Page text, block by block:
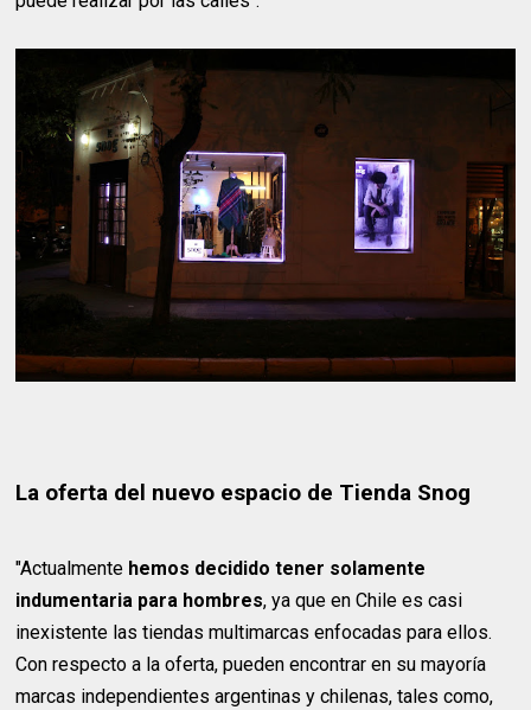
La oferta del nuevo espacio de Tienda Snog
"Actualmente hemos decidido tener solamente
indumentaria para hombres, ya que en Chile es casi
inexistente las tiendas multimarcas enfocadas para ellos.
Con respecto a la oferta, pueden encontrar en su mayoría
marcas independientes argentinas y chilenas, tales como,